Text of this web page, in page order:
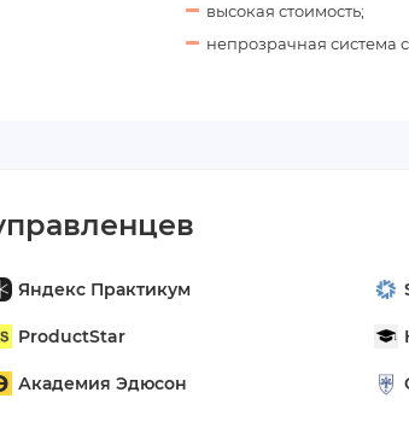
высокая стоимость;
непрозрачная система
Яндекс Практикум
ProductStar
Академия Эдюсон